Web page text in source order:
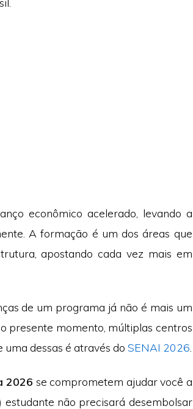
econômico acelerado, levando a
A formação é um dos áreas que
apostando cada vez mais em
de um programa já não é mais um
presente momento, múltiplas centros
dessas é através doSENAI 2026
2026 se comprometem ajudar você a
não precisará desembolsar